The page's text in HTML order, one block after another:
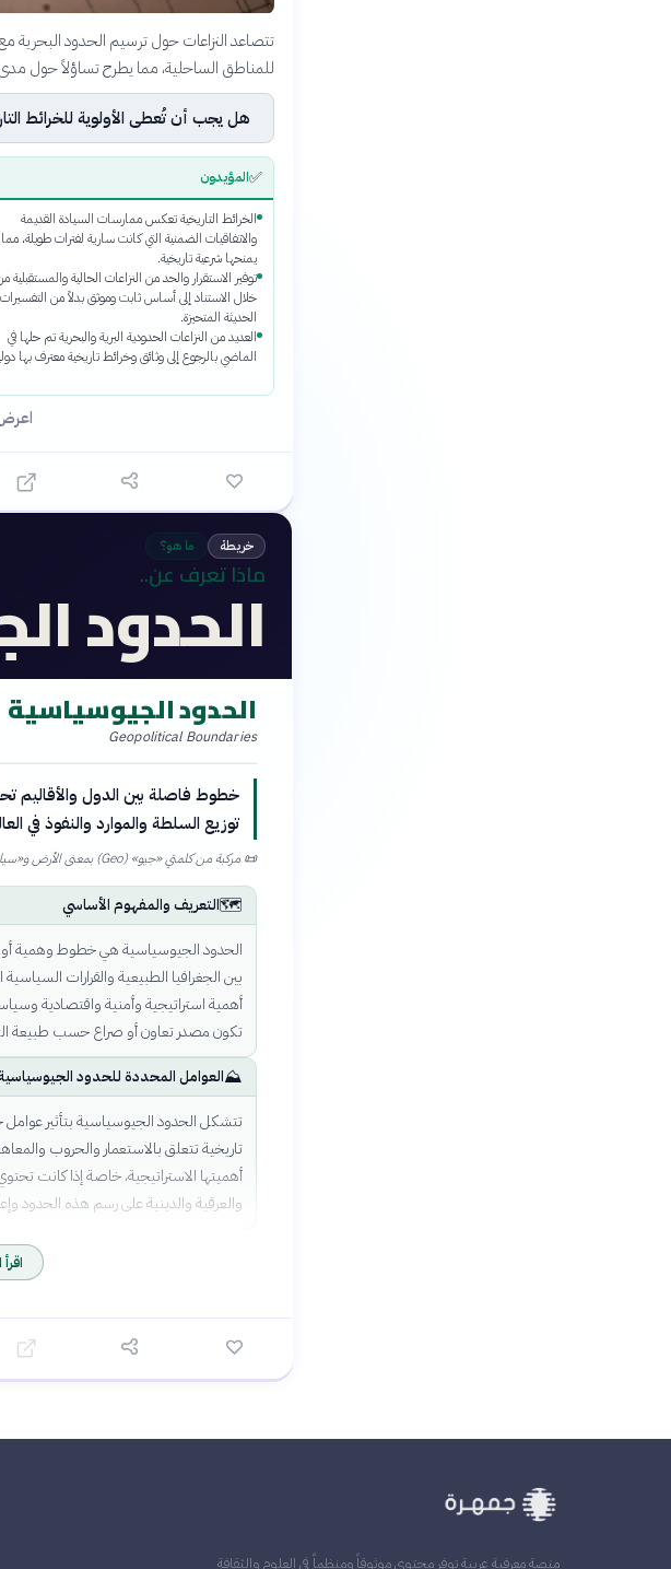
تتصاعد النزاعات حول ترسيم الحدود البحرية مع
للمناطق الساحلية، مما يطرح تساؤلاً حول
هل يجب أن تُعطى الأولوية للخرائط
✅المؤيدون
الخرائط التاريخية تعكس ممارسات السيادة القديمة
والاتفاقيات الضمنية التي كانت سارية لفترات طويلة، مما
يمنحها شرعية تاريخية.
توفير الاستقرار والحد من النزاعات الحالية والمستقبلية
خلال الاستناد إلى أساس ثابت وموثق بدلاً من التفسيرات
الحديثة المتحيزة.
العديد من النزاعات الحدودية البرية والبحرية تم حلها في
الماضي بالرجوع إلى وثائق وخرائط تاريخية معترف بها
خريطة ما هو؟
ماذا تعرف عن..
الحدود
الحدود الجيوسياسية
Geopolitical Boundaries
خطوط فاصلة بين الدول والأقاليم
توزيع السلطة والموارد والنفوذ في
📜 مركبة من كلمتي «جيو» (Geo) بمعنى الأرض و«سياسية» (Politics)، أي السياسة المرتبطة بالجغرافيا والموقع الجغرافي
🗺️التعريف والمفهوم الأساسي
الحدود الجيوسياسية هي خطوط وهمية أو
بين الجغرافيا الطبيعية والقرارات
أهمية استراتيجية وأمنية واقتصادية
تكون مصدر تعاون أو صراع حسب طبيعة
⛰️العوامل المحددة للحدود
تتشكل الحدود الجيوسياسية بتأثير عوامل
تاريخية تتعلق بالاستعمار والحروب
أهميتها الاستراتيجية، خاصة إذا كانت
والعرقية والدينية على رسم هذه الحدود
منصة معرفية عربية توفر محتوى موثوقاً ومنظماً في العلوم والثقافة